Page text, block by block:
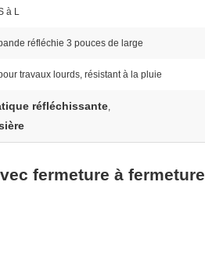
à L
réfléchie 3 pouces de large
travaux lourds, résistant à la pluie
réfléchissante,
fermeture à fermeture